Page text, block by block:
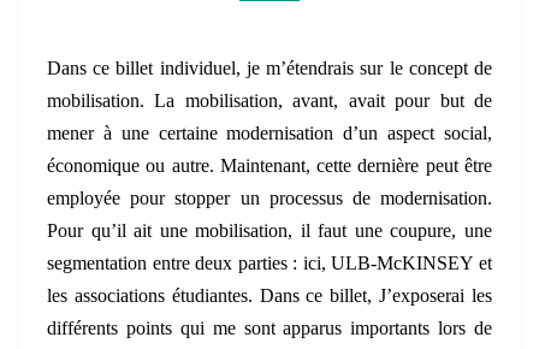
Dans ce billet individuel, je m’étendrais sur le concept de
mobilisation. La mobilisation, avant, avait pour but de
mener à une certaine modernisation d’un aspect social,
économique ou autre. Maintenant, cette dernière peut être
employée pour stopper un processus de modernisation.
Pour qu’il ait une mobilisation, il faut une coupure, une
segmentation entre deux parties : ici, ULB-McKINSEY et
les associations étudiantes. Dans ce billet, J’exposerai les
différents points qui me sont apparus importants lors de